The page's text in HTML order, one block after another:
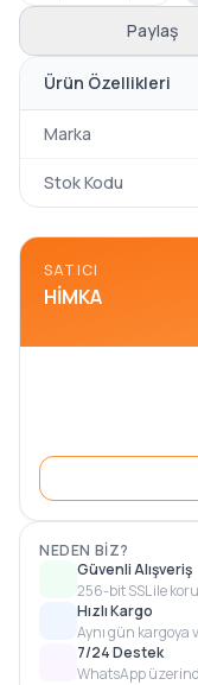
Paylaş
Ürün Özellikleri
Marka
Stok Kodu
SATICI
HIMKA
NEDEN BIZ?
Güvenli Alışveriş
256-bit SSL ile
Hızlı Kargo
Aynı gün kargoya
7/24 Destek
WhatsApp